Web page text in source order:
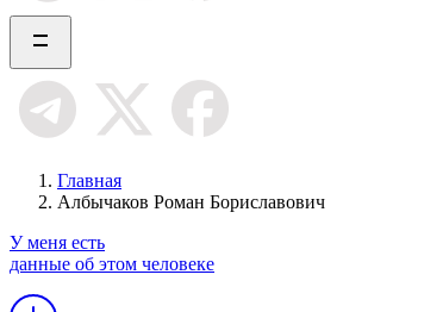
Главная
Албычаков Роман Бориславович
У меня есть
данные об этом человеке